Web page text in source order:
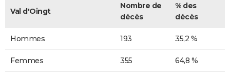
Val d'Oingt
Nombre de
décès
% des
décès
Hommes 193 35,2 %
Femmes 355 64,8 %